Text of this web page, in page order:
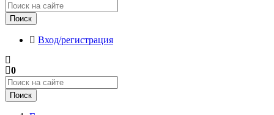
Поиск
Вход/регистрация
0
Поиск